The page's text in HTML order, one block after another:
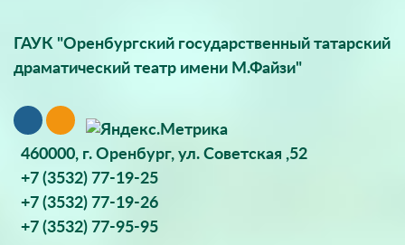
ГАУК "Оренбургский государственный татарский
драматический театр имени М.Файзи"
460000, г. Оренбург, ул. Советская ,52
+7 (3532) 77-19-25
+7 (3532) 77-19-26
+7 (3532) 77-95-95